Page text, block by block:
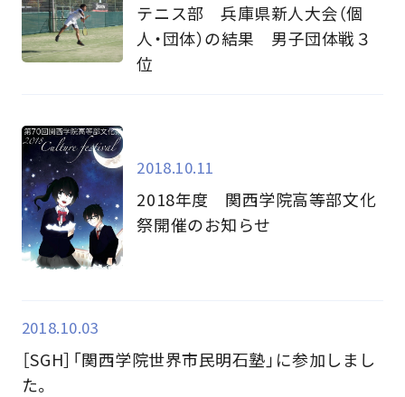
テニス部 兵庫県新人大会（個
人・団体）の結果 男子団体戦３
位
2018.10.11
2018年度 関西学院高等部文化
祭開催のお知らせ
2018.10.03
［SGH］「関西学院世界市民明石塾」に参加しまし
た。